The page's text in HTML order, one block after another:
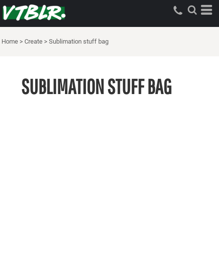
Home > Create > Sublimation stuff bag
SUBLIMATION STUFF BAG